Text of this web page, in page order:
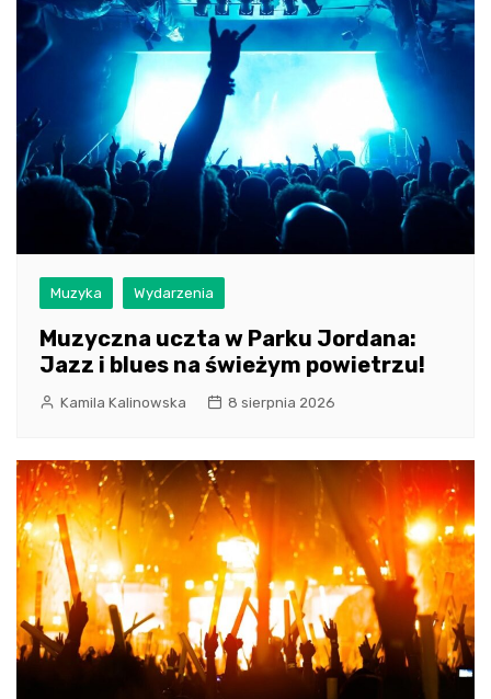
Muzyka Wydarzenia
Muzyczna uczta w Parku Jordana:
Jazz i blues na świeżym powietrzu!
Kamila Kalinowska 8 sierpnia 2026